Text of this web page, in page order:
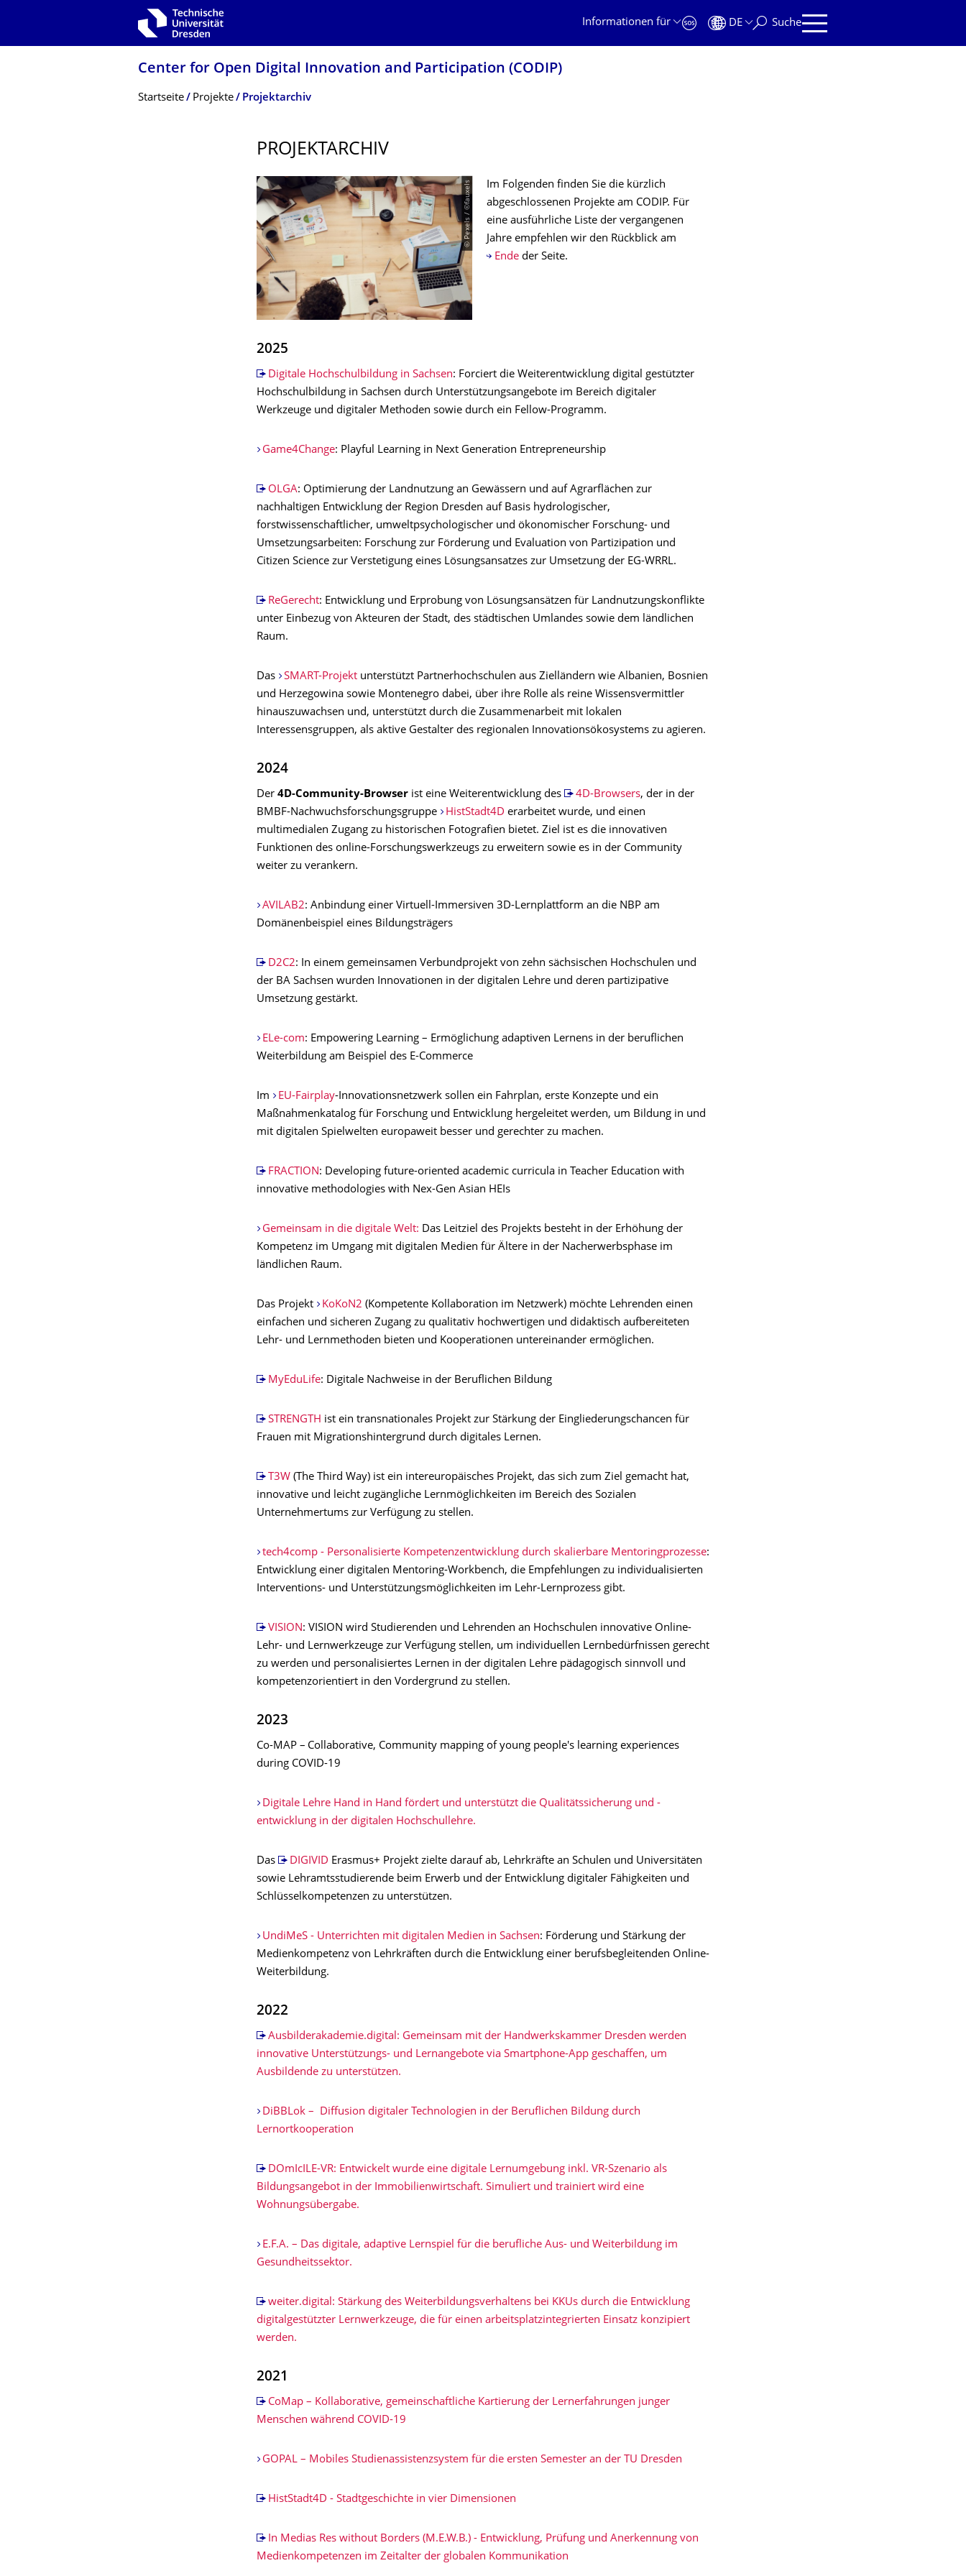
Zur Hauptnavigation springen
Informationen für
DE Suche
Center for Open Digital Innovation and Participation (CODIP)
Breadcrumb-Menü
Startseite Projekte Projektarchiv
PROJEKTARCHIV
© Pexels / ©fauxels
Im Folgenden finden Sie die kürzlich
abgeschlossenen Projekte am CODIP. Für
eine ausführliche Liste der vergangenen
Jahre empfehlen wir den Rückblick am
Endeder Seite.
2025
Digitale Hochschulbildung in Sachsen: Forciert die Weiterentwicklung digital gestützter
Hochschulbildung in Sachsen durch Unterstützungsangebote im Bereich digitaler
Werkzeuge und digitaler Methoden sowie durch ein Fellow-Programm.
Game4Change: Playful Learning in Next Generation Entrepreneurship
OLGA: Optimierung der Landnutzung an Gewässern und auf Agrarflächen zur
nachhaltigen Entwicklung der Region Dresden auf Basis hydrologischer,
forstwissenschaftlicher, umweltpsychologischer und ökonomischer Forschung- und
Umsetzungsarbeiten: Forschung zur Förderung und Evaluation von Partizipation und
Citizen Science zur Verstetigung eines Lösungsansatzes zur Umsetzung der EG-WRRL.
ReGerecht: Entwicklung und Erprobung von Lösungsansätzen für Landnutzungskonflikte
unter Einbezug von Akteuren der Stadt, des städtischen Umlandes sowie dem ländlichen
Raum.
Das SMART-Projektunterstützt Partnerhochschulen aus Zielländern wie Albanien, Bosnien
und Herzegowina sowie Montenegro dabei, über ihre Rolle als reine Wissensvermittler
hinauszuwachsen und, unterstützt durch die Zusammenarbeit mit lokalen
Interessensgruppen, als aktive Gestalter des regionalen Innovationsökosystems zu agieren.
2024
Der 4D-Community-Browser ist eine Weiterentwicklung des 4D-Browsers, der in der
BMBF-Nachwuchsforschungsgruppe
HistStadt4D erarbeitet wurde, und einen
multimedialen Zugang zu historischen Fotografien bietet. Ziel ist es die innovativen
Funktionen des online-Forschungswerkzeugs zu erweitern sowie es in der Community
weiter zu verankern.
AVILAB2: Anbindung einer Virtuell-Immersiven 3D-Lernplattform an die NBP am
Domänenbeispiel eines Bildungsträgers
D2C2: In einem gemeinsamen Verbundprojekt von zehn sächsischen Hochschulen und
der BA Sachsen wurden Innovationen in der digitalen Lehre und deren partizipative
Umsetzung gestärkt.
ELe-com: Empowering Learning – Ermöglichung adaptiven Lernens in der beruflichen
Weiterbildung am Beispiel des E-Commerce
Im EU-Fairplay-Innovationsnetzwerk sollen ein Fahrplan, erste Konzepte und ein
Maßnahmenkatalog für Forschung und Entwicklung hergeleitet werden, um Bildung in und
mit digitalen Spielwelten europaweit besser und gerechter zu machen.
FRACTION: Developing future-oriented academic curricula in Teacher Education with
innovative methodologies with Nex-Gen Asian HEIs
Gemeinsam in die digitale Welt: Das Leitziel des Projekts besteht in der Erhöhung der
Kompetenz im Umgang mit digitalen Medien für Ältere in der Nacherwerbsphase im
ländlichen Raum.
Das Projekt KoKoN2 (Kompetente Kollaboration im Netzwerk) möchte Lehrenden einen
einfachen und sicheren Zugang zu qualitativ hochwertigen und didaktisch aufbereiteten
Lehr- und Lernmethoden bieten und Kooperationen untereinander ermöglichen.
MyEduLife: Digitale Nachweise in der Beruflichen Bildung
STRENGTH ist ein transnationales Projekt zur Stärkung der Eingliederungschancen für
Frauen mit Migrationshintergrund durch digitales Lernen.
T3W (The Third Way) ist ein intereuropäisches Projekt, das sich zum Ziel gemacht hat,
innovative und leicht zugängliche Lernmöglichkeiten im Bereich des Sozialen
Unternehmertums zur Verfügung zu stellen.
tech4comp - Personalisierte Kompetenzentwicklung durch skalierbare Mentoringprozesse:
Entwicklung einer digitalen Mentoring-Workbench, die Empfehlungen zu individualisierten
Interventions- und Unterstützungsmöglichkeiten im Lehr-Lernprozess gibt.
VISION: VISION wird Studierenden und Lehrenden an Hochschulen innovative Online-
Lehr- und Lernwerkzeuge zur Verfügung stellen, um individuellen Lernbedürfnissen gerecht
zu werden und personalisiertes Lernen in der digitalen Lehre pädagogisch sinnvoll und
kompetenzorientiert in den Vordergrund zu stellen.
2023
Co-MAP – Collaborative, Community mapping of young people's learning experiences
during COVID-19
Digitale Lehre Hand in Hand fördert und unterstützt die Qualitätssicherung und -
entwicklung in der digitalen Hochschullehre.
Das DIGIVID Erasmus+ Projekt zielte darauf ab, Lehrkräfte an Schulen und Universitäten
sowie Lehramtsstudierende beim Erwerb und der Entwicklung digitaler Fähigkeiten und
Schlüsselkompetenzen zu unterstützen.
UndiMeS - Unterrichten mit digitalen Medien in Sachsen: Förderung und Stärkung der
Medienkompetenz von Lehrkräften durch die Entwicklung einer berufsbegleitenden Online-
Weiterbildung.
2022
Ausbilderakademie.digital: Gemeinsam mit der Handwerkskammer Dresden werden
innovative Unterstützungs- und Lernangebote via Smartphone-App geschaffen, um
Ausbildende zu unterstützen.
DiBBLok – Diffusion digitaler Technologien in der Beruflichen Bildung durch
Lernortkooperation
DOmIcILE-VR: Entwickelt wurde eine digitale Lernumgebung inkl. VR-Szenario als
Bildungsangebot in der Immobilienwirtschaft. Simuliert und trainiert wird eine
Wohnungsübergabe.
E.F.A. – Das digitale, adaptive Lernspiel für die berufliche Aus- und Weiterbildung im
Gesundheitssektor.
weiter.digital: Stärkung des Weiterbildungsverhaltens bei KKUs durch die Entwicklung
digitalgestützter Lernwerkzeuge, die für einen arbeitsplatzintegrierten Einsatz konzipiert
werden.
2021
CoMap – Kollaborative, gemeinschaftliche Kartierung der Lernerfahrungen junger
Menschen während COVID-19
GOPAL – Mobiles Studienassistenzsystem für die ersten Semester an der TU Dresden
HistStadt4D - Stadtgeschichte in vier Dimensionen
In Medias Res without Borders (M.E.W.B.) - Entwicklung, Prüfung und Anerkennung von
Medienkompetenzen im Zeitalter der globalen Kommunikation